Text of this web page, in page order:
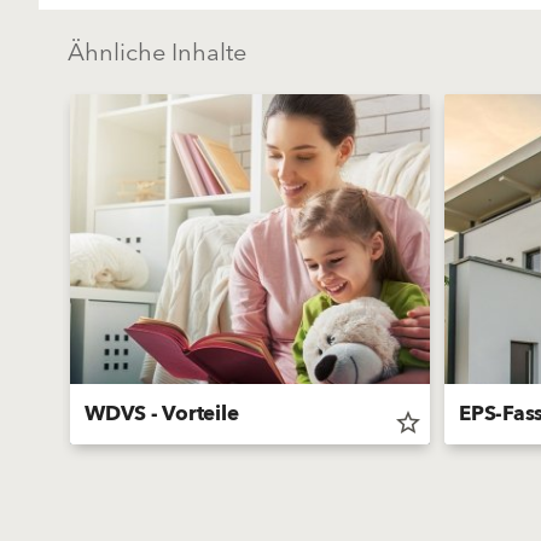
Ähnliche Inhalte
WDVS - Vorteile star_border EPS-